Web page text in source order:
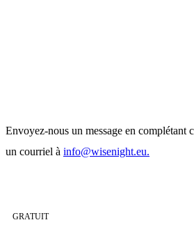
Envoyez-nous un message en complétant
un courriel à info@wisenight.eu.
GRATUIT